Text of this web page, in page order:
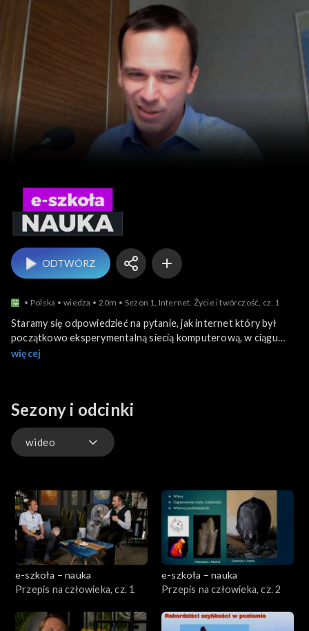
e-szkoła – nauka
ODTWÓRZ
Polska wiedza 20m Sezon 1, Internet. Życie i twórczość, cz. 1
Staramy się odpowiedzieć na pytanie, jak internet który był
początkowo eksperymentalną siecią komputerową, w ciągu
zaledwie kilku dekad stał się nieodłącznym elementem życia
więcej
Sezony i odcinki
wideo
e-szkoła – nauka
Przepis na człowieka, cz. 1
e-szkoła – nauka
Przepis na człowieka, cz. 2